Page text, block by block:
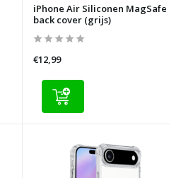
iPhone Air Siliconen MagSafe
back cover (grijs)
€12,99